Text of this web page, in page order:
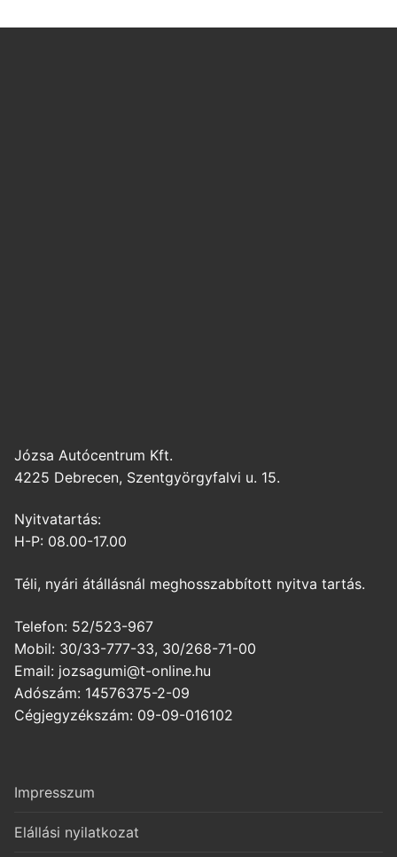
Józsa Autócentrum Kft.
4225 Debrecen, Szentgyörgyfalvi u. 15.
Nyitvatartás:
H-P: 08.00-17.00
Téli, nyári átállásnál meghosszabbított nyitva tartás.
Telefon: 52/523-967
Mobil: 30/33-777-33, 30/268-71-00
Email: jozsagumi@t-online.hu
Adószám: 14576375-2-09
Cégjegyzékszám: 09-09-016102
Impresszum
Elállási nyilatkozat